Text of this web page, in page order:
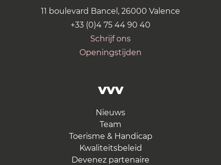
11 boulevard Bancel, 26000 Valence
+33 (0)4 75 44 90 40
Schrijf ons
Openingstijden
VVV
Nieuws
Team
Toerisme & Handicap
Kwaliteitsbeleid
Devenez partenaire